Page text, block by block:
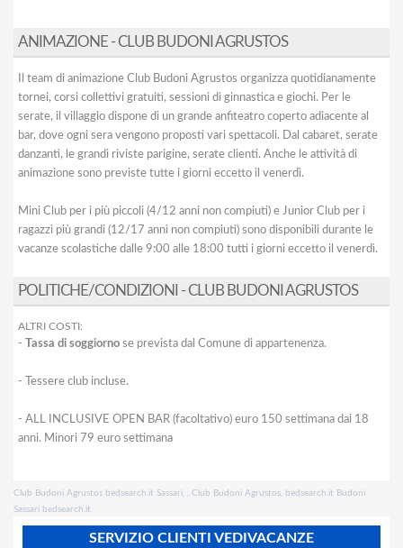
ANIMAZIONE - CLUB BUDONI AGRUSTOS
Il team di animazione Club Budoni Agrustos organizza quotidianamente
tornei, corsi collettivi gratuiti, sessioni di ginnastica e giochi. Per le
serate, il villaggio dispone di un grande anfiteatro coperto adiacente al
bar, dove ogni sera vengono proposti vari spettacoli. Dal cabaret, serate
danzanti, le grandi riviste parigine, serate clienti. Anche le attività di
animazione sono previste tutte i giorni eccetto il venerdì.
Mini Club per i più piccoli (4/12 anni non compiuti) e Junior Club per i
ragazzi più grandi (12/17 anni non compiuti) sono disponibili durante le
vacanze scolastiche dalle 9:00 alle 18:00 tutti i giorni eccetto il venerdì.
POLITICHE/CONDIZIONI - CLUB BUDONI AGRUSTOS
ALTRI COSTI:
- Tassa di soggiorno se prevista dal Comune di appartenenza.
- Tessere club incluse.
- ALL INCLUSIVE OPEN BAR (facoltativo) euro 150 settimana dai 18
anni. Minori 79 euro settimana
Club Budoni Agrustos bedsearch.it Sassari, , Club Budoni Agrustos, bedsearch.it Budoni
Sassari bedsearch.it
SERVIZIO CLIENTI VEDIVACANZE